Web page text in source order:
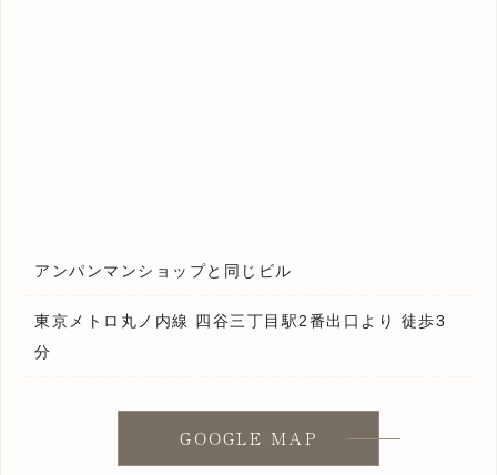
アンパンマンショップと同じビル
東京メトロ丸ノ内線 四谷三丁目駅2番出口より 徒歩3
分
GOOGLE MAP